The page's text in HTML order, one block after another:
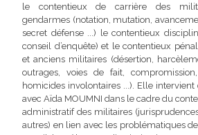
le contentieux de carrière des
gendarmes (notation, mutation,
secret défense ...) le contentieux
conseil d’enquête) et le contentieux
et anciens militaires (désertion,
outrages, voies de fait,
homicides involontaires ...). Elle
avec Aïda MOUMNI dans le cadre du
administratif des militaires
autres) en lien avec les problématiques